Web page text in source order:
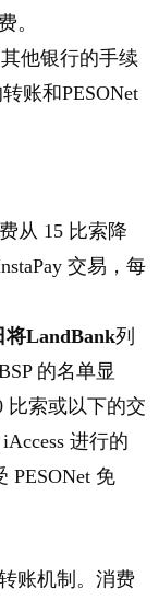
。
他银行的手续
账和PESONet
从 15 比索降
交易，每
将LandBank列
的名单显
比索或以下的交
进行的
PESONet 免
账机制。消费